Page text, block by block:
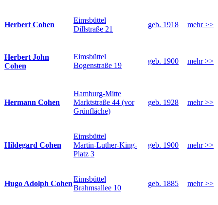
Herbert Cohen
Eimsbüttel
Dillstraße 21
geb. 1918 mehr >>
Herbert John
Cohen
Eimsbüttel
Bogenstraße 19
geb. 1900 mehr >>
Hermann Cohen
Hamburg-Mitte
Marktstraße 44 (vor
Grünfläche)
geb. 1928 mehr >>
Hildegard Cohen
Eimsbüttel
Martin-Luther-King-
Platz 3
geb. 1900 mehr >>
Hugo Adolph CohenEimsbüttel
Brahmsallee 10
geb. 1885 mehr >>